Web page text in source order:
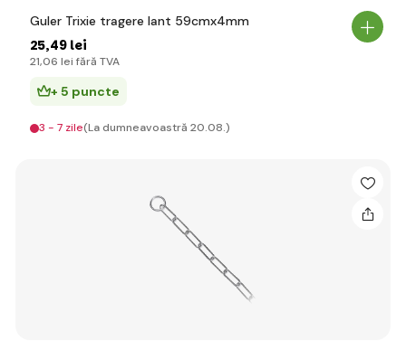
Guler Trixie tragere lant 59cmx4mm
25,49 lei
21,06 lei fără TVA
+ 5 puncte
3 - 7 zile(La dumneavoastră 20.08.)